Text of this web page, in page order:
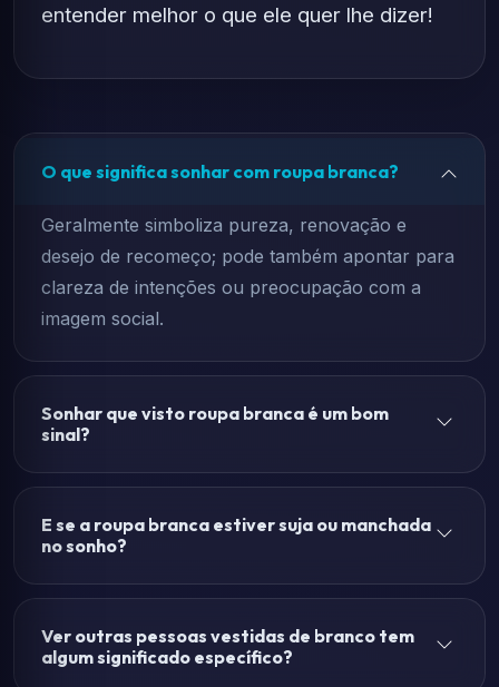
entender melhor o que ele quer lhe dizer!
O que significa sonhar com roupa branca?
Geralmente simboliza pureza, renovação e
desejo de recomeço; pode também apontar para
clareza de intenções ou preocupação com a
imagem social.
Sonhar que visto roupa branca é um bom
sinal?
E se a roupa branca estiver suja ou manchada
no sonho?
Ver outras pessoas vestidas de branco tem
algum significado específico?